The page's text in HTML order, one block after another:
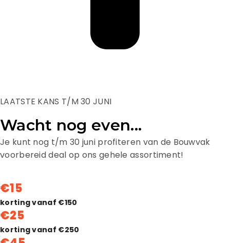
LAATSTE KANS T/M 30 JUNI
Wacht nog even...
Je kunt nog t/m 30 juni profiteren van de Bouwvak
voorbereid deal op ons gehele assortiment!
€15
korting vanaf €150
€25
korting vanaf €250